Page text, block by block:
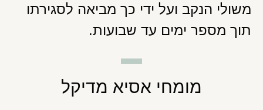
משולי הנקב ועל ידי כך מביאה לסגירתו
תוך מספר ימים עד שבועות.
מומחי אסיא מדיקל